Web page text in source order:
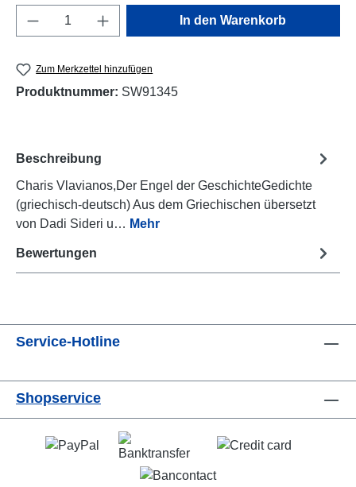
Produkt Anzahl: Gib den gewünschten
In den Warenkorb
Zum Merkzettel hinzufügen
Produktnummer: SW91345
Beschreibung
Charis Vlavianos,Der Engel der GeschichteGedichte
(griechisch-deutsch) Aus dem Griechischen übersetzt
von Dadi Sideri u… Mehr
Bewertungen
Service-Hotline
Shopservice